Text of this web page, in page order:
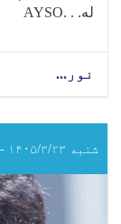
لهAYSO. . .
نور...
روغتیا
وزارت
نن
دوشنبې
ورځې
شنبه ۱۴۰۵/۳/۲۳ - ۹:۲۶